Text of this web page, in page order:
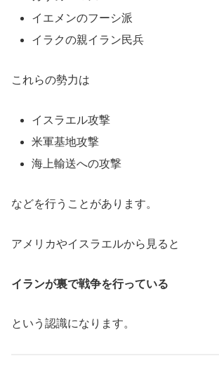
イエメンのフーシ派
イラクの親イラン民兵
これらの勢力は
イスラエル攻撃
米軍基地攻撃
海上輸送への攻撃
などを行うことがあります。
アメリカやイスラエルから見ると
イランが裏で戦争を行っている
という認識になります。